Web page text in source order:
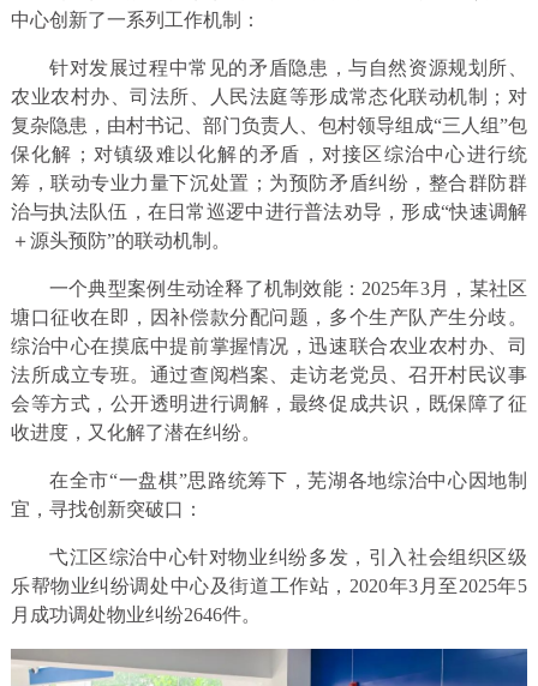
中心创新了一系列工作机制：
针对发展过程中常见的矛盾隐患，与自然资源规划所、
农业农村办、司法所、人民法庭等形成常态化联动机制；对
复杂隐患，由村书记、部门负责人、包村领导组成“三人组”包
保化解；对镇级难以化解的矛盾，对接区综治中心进行统
筹，联动专业力量下沉处置；为预防矛盾纠纷，整合群防群
治与执法队伍，在日常巡逻中进行普法劝导，形成“快速调解
＋源头预防”的联动机制。
一个典型案例生动诠释了机制效能：2025年3月，某社区
塘口征收在即，因补偿款分配问题，多个生产队产生分歧。
综治中心在摸底中提前掌握情况，迅速联合农业农村办、司
法所成立专班。通过查阅档案、走访老党员、召开村民议事
会等方式，公开透明进行调解，最终促成共识，既保障了征
收进度，又化解了潜在纠纷。
在全市“一盘棋”思路统筹下，芜湖各地综治中心因地制
宜，寻找创新突破口：
弋江区综治中心针对物业纠纷多发，引入社会组织区级
乐帮物业纠纷调处中心及街道工作站，2020年3月至2025年5
月成功调处物业纠纷2646件。